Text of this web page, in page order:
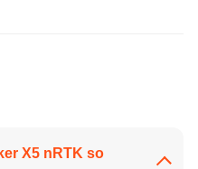
X5 nRTK so